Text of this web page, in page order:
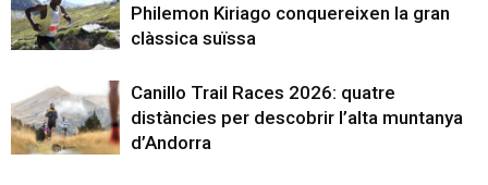
Philemon Kiriago conquereixen la gran
clàssica suïssa
Canillo Trail Races 2026: quatre
distàncies per descobrir l’alta muntanya
d’Andorra